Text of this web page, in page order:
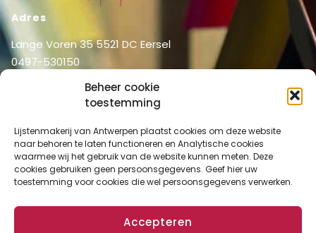
Beheer cookie
toestemming
Lijstenmakerij van Antwerpen plaatst cookies om deze website
naar behoren te laten functioneren en Analytische cookies
waarmee wij het gebruik van de website kunnen meten. Deze
cookies gebruiken geen persoonsgegevens. Geef hier uw
toestemming voor cookies die wel persoonsgegevens verwerken.
Accepteren
Adres
Lange Voren 35 5521 DC Eersel
0497-530150
info@lijstenmakerij vanantwerpen.nl
Home
Over ons
Diensten
Shop
Shop
Mijn account
Winkelmand
Checkout